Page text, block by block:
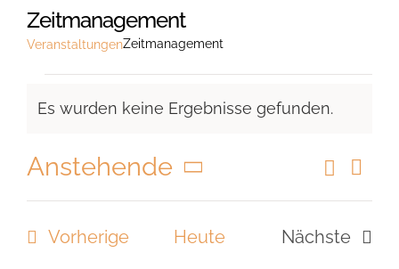
Zeitmanagement
VeranstaltungenZeitmanagement
Es wurden keine Ergebnisse gefunden.
und
Suche
Liste
Anstehende
Datum
wählen.
VorherigeVeranstaltungen
Heute
Nächste